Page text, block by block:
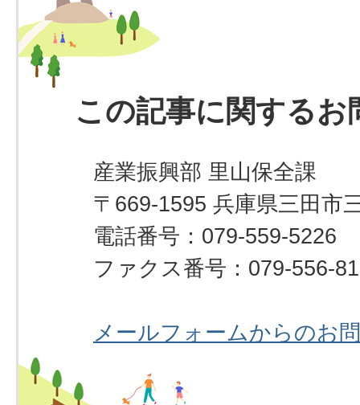
この記事に関するお
産業振興部 里山保全課
〒669-1595 兵庫県三田市
電話番号：079-559-5226
ファクス番号：079-556-
メールフォームからのお